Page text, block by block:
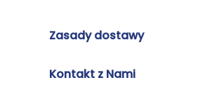
Zasady dostawy
Kontakt z Nami